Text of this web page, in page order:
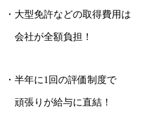
・大型免許などの取得費用は
会社が全額負担！
・半年に1回の評価制度で
頑張りが給与に直結！